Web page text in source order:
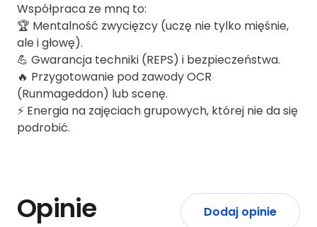
Współpraca ze mną to:
🏆 Mentalność zwycięzcy (uczę nie tylko mięśnie,
ale i głowę).
💪 Gwarancja techniki (REPS) i bezpieczeństwa.
🔥 Przygotowanie pod zawody OCR
(Runmageddon) lub scenę.
⚡️ Energia na zajęciach grupowych, której nie da się
podrobić.
Opinie Dodaj opinie